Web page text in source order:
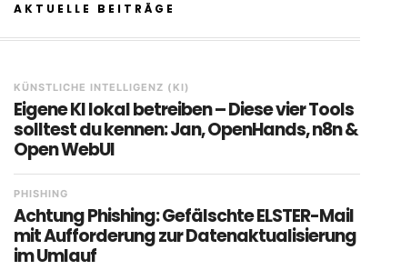
AKTUELLE BEITRÄGE
KÜNSTLICHE INTELLIGENZ (KI)
Eigene KI lokal betreiben – Diese vier Tools
solltest du kennen: Jan, OpenHands, n8n &
Open WebUI
PHISHING
Achtung Phishing: Gefälschte ELSTER-Mail
mit Aufforderung zur Datenaktualisierung
im Umlauf